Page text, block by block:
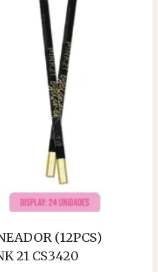
(12PCS)
21 CS3420